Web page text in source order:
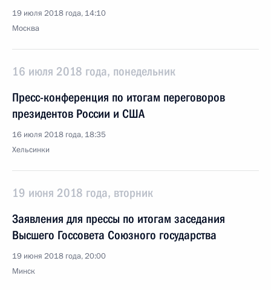
19 июля 2018 года, 14:10
Москва
16 июля 2018 года, понедельник
Пресс-конференция по итогам переговоров
президентов России и США
16 июля 2018 года, 18:35
Хельсинки
19 июня 2018 года, вторник
Заявления для прессы по итогам заседания
Высшего Госсовета Союзного государства
19 июня 2018 года, 20:00
Минск